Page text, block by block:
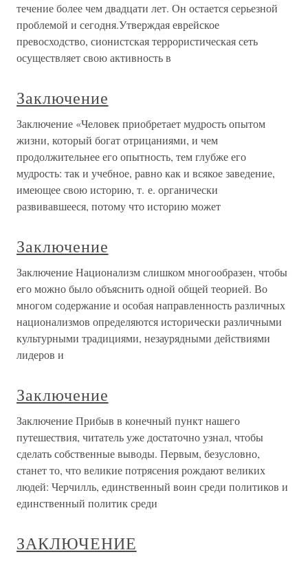
течение более чем двадцати лет. Он остается серьезной
проблемой и сегодня.Утверждая еврейское
превосходство, сионистская террористическая сеть
осуществляет свою активность в
Заключение
Заключение «Человек приобретает мудрость опытом
жизни, который богат отрицаниями, и чем
продолжительнее его опытность, тем глубже его
мудрость: так и учебное, равно как и всякое заведение,
имеющее свою историю, т. е. органически
развивавшееся, потому что историю может
Заключение
Заключение Национализм слишком многообразен, чтобы
его можно было объяснить одной общей теорией. Во
многом содержание и особая направленность различных
национализмов определяются исторически различными
культурными традициями, незаурядными действиями
лидеров и
Заключение
Заключение Прибыв в конечный пункт нашего
путешествия, читатель уже достаточно узнал, чтобы
сделать собственные выводы. Первым, безусловно,
станет то, что великие потрясения рождают великих
людей: Черчилль, единственный воин среди политиков и
единственный политик среди
ЗАКЛЮЧЕНИЕ